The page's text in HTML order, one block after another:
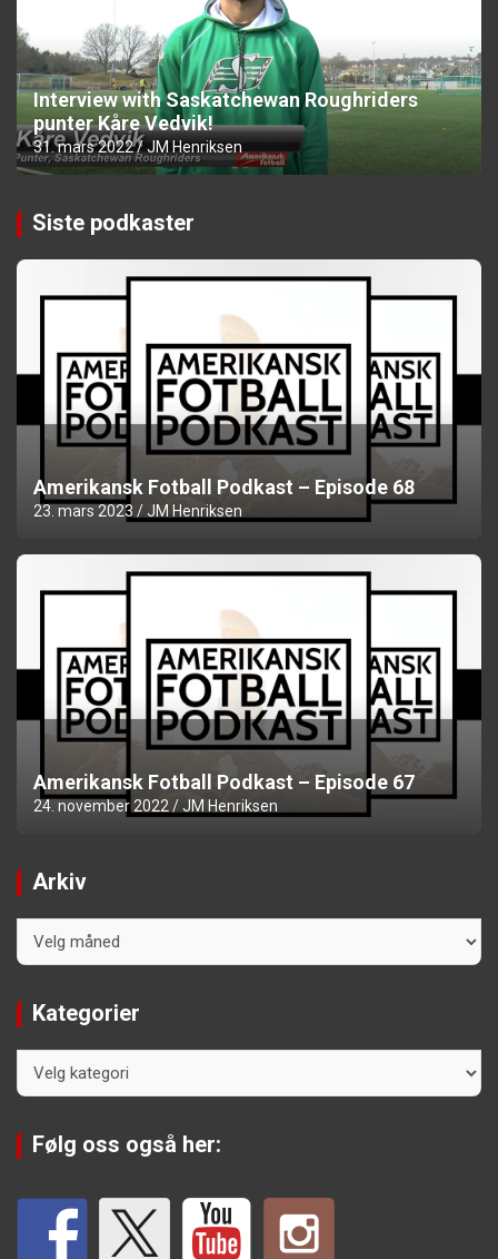
Interview with Saskatchewan Roughriders
punter Kåre Vedvik!
31. mars 2022 JM Henriksen
Siste podkaster
Amerikansk Fotball Podkast – Episode 68
23. mars 2023 JM Henriksen
Amerikansk Fotball Podkast – Episode 67
24. november 2022 JM Henriksen
Arkiv
Kategorier
Følg oss også her: